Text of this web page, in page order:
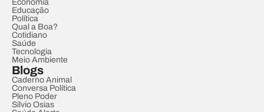
Economia
Educação
Política
Qual a Boa?
Cotidiano
Saúde
Tecnologia
Meio Ambiente
Blogs
Caderno Animal
Conversa Política
Pleno Poder
Sílvio Osias